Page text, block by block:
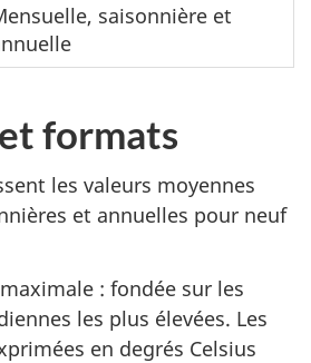
saisonnière et
formats
les valeurs moyennes
et annuelles pour neuf
: fondée sur les
les plus élevées. Les
en degrés Celsius